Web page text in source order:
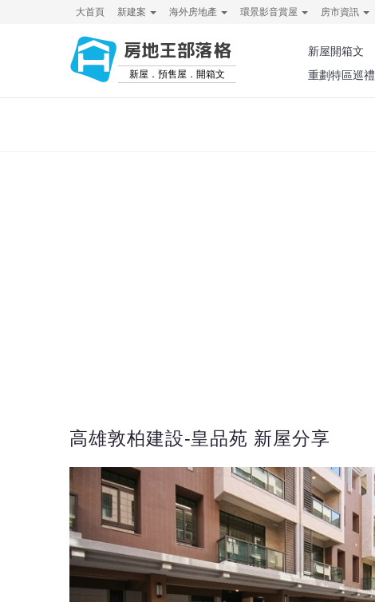
大首頁 新建案 海外房地產 環景影音賞屋 房市資訊
房地王部落格
新屋．預售屋．開箱文
新屋開箱文
重劃特區巡禮
高雄敦柏建設-皇品苑 新屋分享